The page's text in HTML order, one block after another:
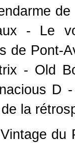
- Le
de Pont-
- Old
D
la
du